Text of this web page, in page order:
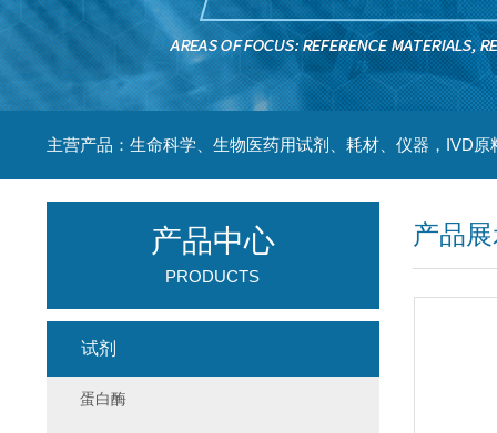
主营产品：生命科学、生物医药用试剂、耗材、仪器，IVD原
产品
产品中心
PRODUCTS
试剂
蛋白酶